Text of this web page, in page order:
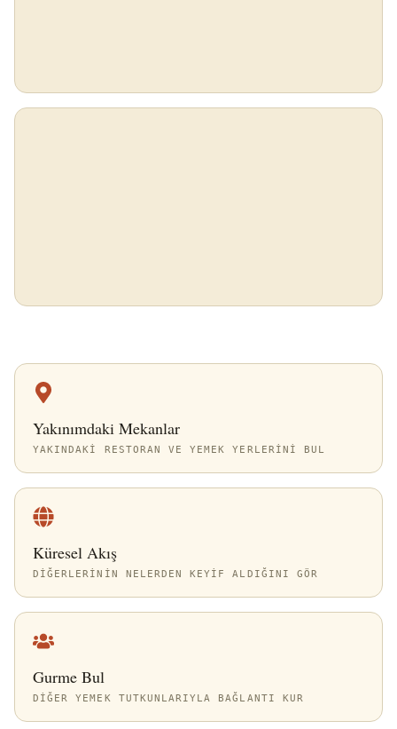
Yakınımdaki Mekanlar
YAKINDAKI RESTORAN VE YEMEK YERLERINI BUL
Küresel Akış
DIĞERLERININ NELERDEN KEYIF ALDIĞINI GÖR
Gurme Bul
DIĞER YEMEK TUTKUNLARIYLA BAĞLANTI KUR